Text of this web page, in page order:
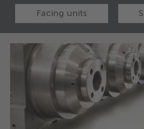
Facing units